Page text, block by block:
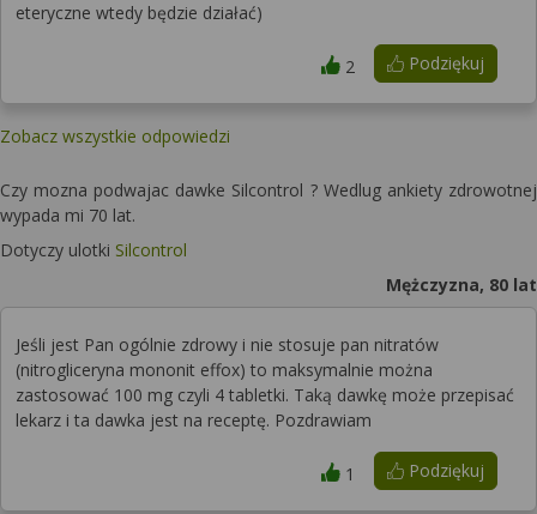
eteryczne wtedy będzie działać)
Podziękuj
2
Zobacz wszystkie odpowiedzi
Czy mozna podwajac dawke Silcontrol ? Wedlug ankiety zdrowotnej
wypada mi 70 lat.
Dotyczy ulotki Silcontrol
Mężczyzna, 80 lat
Jeśli jest Pan ogólnie zdrowy i nie stosuje pan nitratów
(nitrogliceryna mononit effox) to maksymalnie można
zastosować 100 mg czyli 4 tabletki. Taką dawkę może przepisać
lekarz i ta dawka jest na receptę. Pozdrawiam
Podziękuj
1